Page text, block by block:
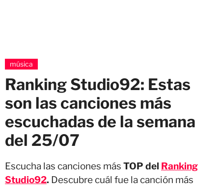
música
Ranking Studio92: Estas
son las canciones más
escuchadas de la semana
del 25/07
Escucha las canciones más TOP del Ranking
Studio92. Descubre cuál fue la canción más